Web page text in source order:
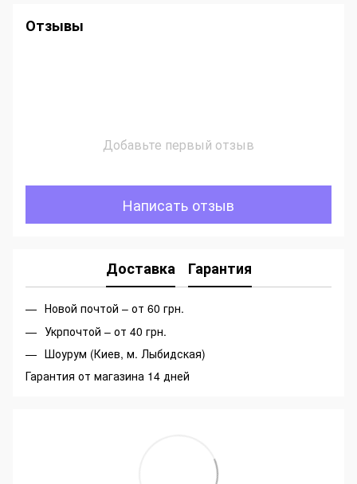
Отзывы
Добавьте первый отзыв
Написать отзыв
Доставка Гарантия
Новой почтой – от 60 грн.
Укрпочтой – от 40 грн.
Шоурум (Киев, м. Лыбидская)
Гарантия от магазина 14 дней